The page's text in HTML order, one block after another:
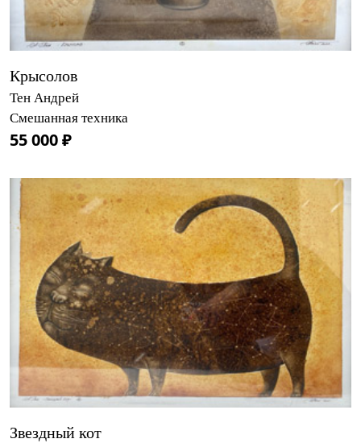
Крысолов
Тен Андрей
Смешанная техника
55 000 ₽
Звездный кот